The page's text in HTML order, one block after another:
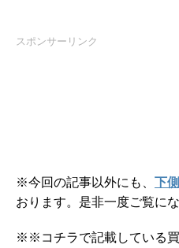
スポンサーリンク
※今回の記事以外にも、 下
おります。是非一度ご覧に
※※コチラで記載している